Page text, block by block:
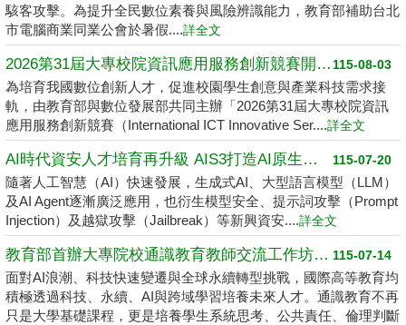
駭客攻擊。為提升全民數位素養與風險辨識能力，教育部補助台北
市電腦商業同業公會於暑假....詳全文
115-08-03
2026第31屆大專校院資訊應用服務創新競賽開跑了 請高中職以上學生踴躍報名
為培育我國數位創新人才，促進校園學生創意與產業科技需求接
軌，由教育部與數位發展部共同主辦「2026第31屆大專校院資訊
應用服務創新競賽（International ICT Innovative Ser....詳全文
115-07-20
AI時代資安人才培育再升級 AIS3打造AI原生資安學習環境
隨著人工智慧（AI）快速發展，生成式AI、大型語言模型（LLM）
及AI Agent逐漸廣泛應用，也衍生模型安全、提示詞攻擊（Prompt
Injection）及越獄攻擊（Jailbreak）等新興資安....詳全文
115-07-14
教育部首辦大專院校通識教育教師交流工作坊 邁向2050共創未來永續大學
面對AI浪潮、科技快速變遷與全球永續轉型挑戰，國際高等教育均
積極透過科技、永續、AI與跨域學習培養未來人才。通識教育不再
只是大學基礎課程，更是培養學生系統思考、公共責任、倫理判斷